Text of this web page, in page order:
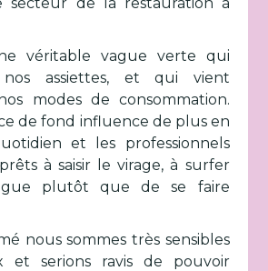
véritable vague verte qui
assiettes, et qui vient
modes de consommation.
de fond influence de plus en
et les professionnels
à saisir le virage, à surfer
plutôt que de se faire
nous sommes très sensibles
et serions ravis de pouvoir